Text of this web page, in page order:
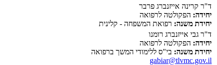
ד"ר קרינה אייזנברג פרבר
יחידה: הפקולטה לרפואה
יחידת משנה: רפואת המשפחה - קלינית
ד"ר גבי אייזנברג רומנו
יחידה: הפקולטה לרפואה
יחידת משנה: בי"ס ללימודי המשך ברפואה
gabiar@tlvmc.gov.il